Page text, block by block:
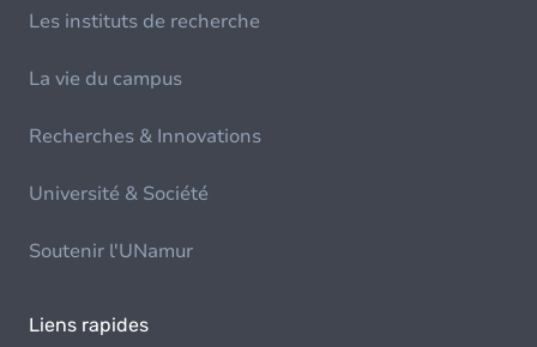
Les instituts de recherche
La vie du campus
Recherches & Innovations
Université & Société
Soutenir l'UNamur
Liens rapides